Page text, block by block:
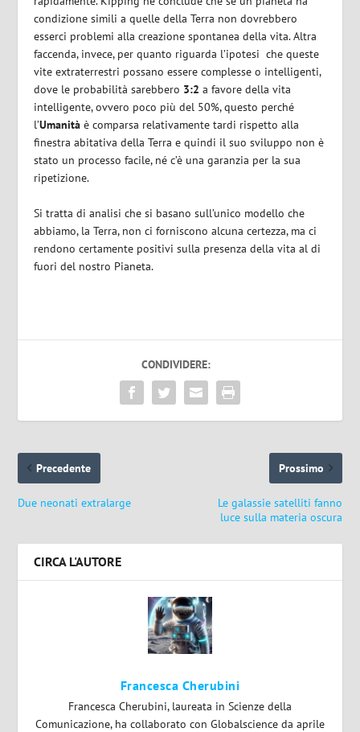
condizione simili a quelle della Terra non dovrebbero
esserci problemi alla creazione spontanea della vita. Altra
faccenda, invece, per quanto riguarda l’ipotesi che queste
vite extraterrestri possano essere complesse o intelligenti,
dove le probabilità sarebbero 3:2 a favore della vita
intelligente, ovvero poco più del 50%, questo perché
l’Umanità è comparsa relativamente tardi rispetto alla
finestra abitativa della Terra e quindi il suo sviluppo non è
stato un processo facile, né c’è una garanzia per la sua
ripetizione.
Si tratta di analisi che si basano sull’unico modello che
abbiamo, la Terra, non ci forniscono alcuna certezza, ma ci
rendono certamente positivi sulla presenza della vita al di
fuori del nostro Pianeta.
CONDIVIDERE:
Precedente
Due neonati extralarge
Prossimo
Le galassie satelliti fanno
luce sulla materia oscura
CIRCA L'AUTORE
Francesca Cherubini
Francesca Cherubini, laureata in Scienze della
Comunicazione, ha collaborato con Globalscience da aprile